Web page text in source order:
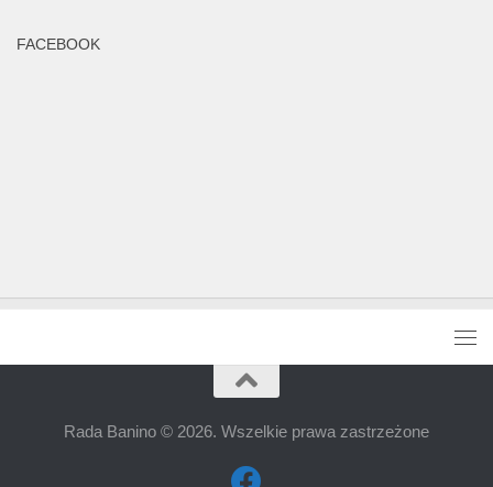
FACEBOOK
Rada Banino © 2026. Wszelkie prawa zastrzeżone